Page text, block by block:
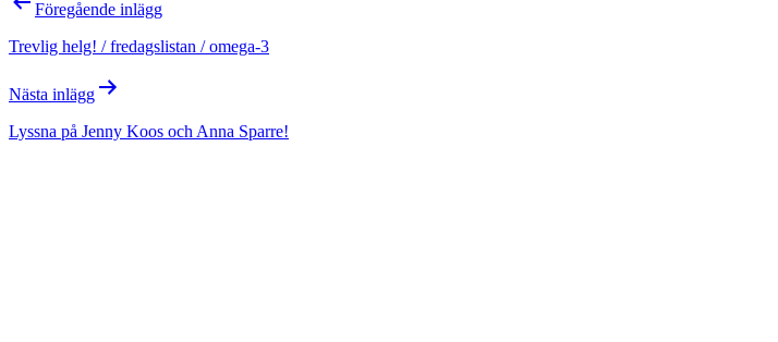
Föregående inlägg
Trevlig helg! / fredagslistan / omega-3
Nästa inlägg
Lyssna på Jenny Koos och Anna Sparre!